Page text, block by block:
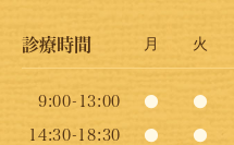
診療時間 月 火
9:00-13:00 ● ●
14:30-18:30 ● ●